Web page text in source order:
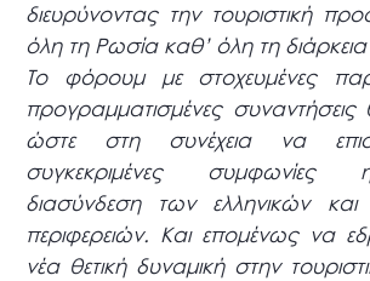
διευρύνοντας την τουριστική
όλη τη Ρωσία καθ’ όλη τη
Το φόρουμ με στοχευμένες
προγραμματισμένες συναντήσεις
ώστε στη συνέχεια να
συγκεκριμένες συμφωνίες
διασύνδεση των ελληνικών
περιφερειών. Και επομένως να
νέα θετική δυναμική στην